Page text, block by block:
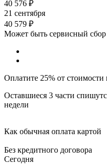
40 576 ₽
21 сентября
40 579 ₽
Может быть сервисный сбор
Оплатите 25% от стоимости
Оставшиеся 3 части
недели
Как обычная оплата картой
Без кредитного договора
Сегодня